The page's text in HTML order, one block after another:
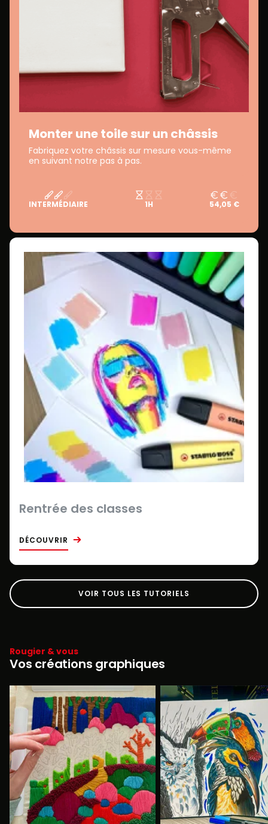
Monter une toile sur un châssis
Fabriquez votre châssis sur mesure vous-même
en suivant notre pas à pas.
INTERMÉDIAIRE 1H 54,05 €
Rentrée des classes
DÉCOUVRIR
VOIR TOUS LES TUTORIELS
Rougier & vous
Vos créations graphiques